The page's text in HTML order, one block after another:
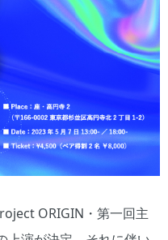
ORIGIN・第一回主